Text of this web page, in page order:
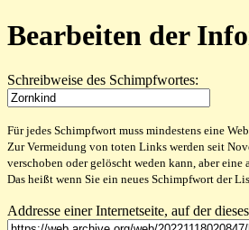
Bearbeiten der
Schreibweise des Schimpfwortes:
Für jedes Schimpfwort muss mindestens eine
Zur Vermeidung von toten Links werden seit
verschoben oder gelöscht weden kann, aber
Das heißt wenn Sie ein neues Schimpfwort der
Addresse einer Internetseite, auf der